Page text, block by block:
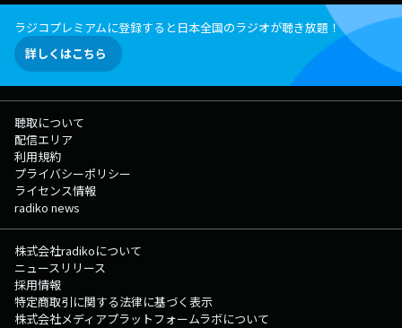
ラジコプレミアムに登録すると日本全国のラジオが聴き放題！
詳しくはこちら
聴取について
配信エリア
利用規約
プライバシーポリシー
ライセンス情報
radiko news
株式会社radikoについて
ニュースリリース
採用情報
特定商取引に関する法律に基づく表示
株式会社メディアプラットフォームラボについて